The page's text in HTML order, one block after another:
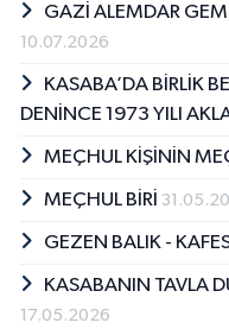
GAZİ ALEMDAR
10.07.2026
KASABA’DA BİRLİK
DENİNCE 1973 YILI
MEÇHUL KİŞİNİN
MEÇHUL BİRİ
GEZEN BALIK -
KASABANIN TAVLA
17.05.2026